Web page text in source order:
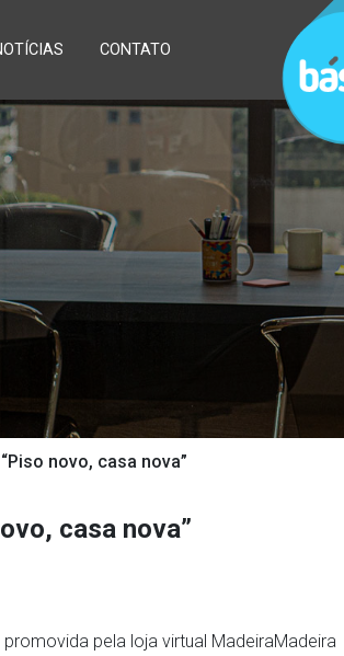
CONTATO
novo, casa nova”
casa nova”
promovida pela loja virtual MadeiraMadeira